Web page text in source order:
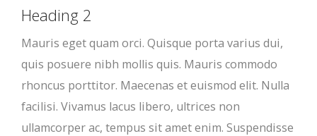
Heading 2
Mauris eget quam orci. Quisque porta varius dui,
quis posuere nibh mollis quis. Mauris commodo
rhoncus porttitor. Maecenas et euismod elit. Nulla
facilisi. Vivamus lacus libero, ultrices non
ullamcorper ac, tempus sit amet enim. Suspendisse